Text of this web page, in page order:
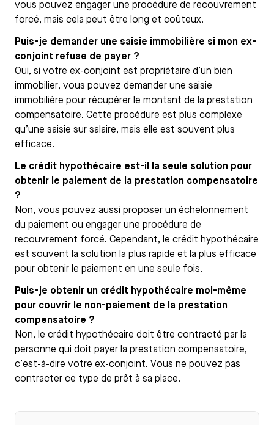
vous pouvez engager une procédure de recouvrement
forcé, mais cela peut être long et coûteux.
Puis-je demander une saisie immobilière si mon ex-
conjoint refuse de payer ?
Oui, si votre ex-conjoint est propriétaire d’un bien
immobilier, vous pouvez demander une saisie
immobilière pour récupérer le montant de la prestation
compensatoire. Cette procédure est plus complexe
qu’une saisie sur salaire, mais elle est souvent plus
efficace.
Le crédit hypothécaire est-il la seule solution pour
obtenir le paiement de la prestation compensatoire
?
Non, vous pouvez aussi proposer un échelonnement
du paiement ou engager une procédure de
recouvrement forcé. Cependant, le crédit hypothécaire
est souvent la solution la plus rapide et la plus efficace
pour obtenir le paiement en une seule fois.
Puis-je obtenir un crédit hypothécaire moi-même
pour couvrir le non-paiement de la prestation
compensatoire ?
Non, le crédit hypothécaire doit être contracté par la
personne qui doit payer la prestation compensatoire,
c’est-à-dire votre ex-conjoint. Vous ne pouvez pas
contracter ce type de prêt à sa place.